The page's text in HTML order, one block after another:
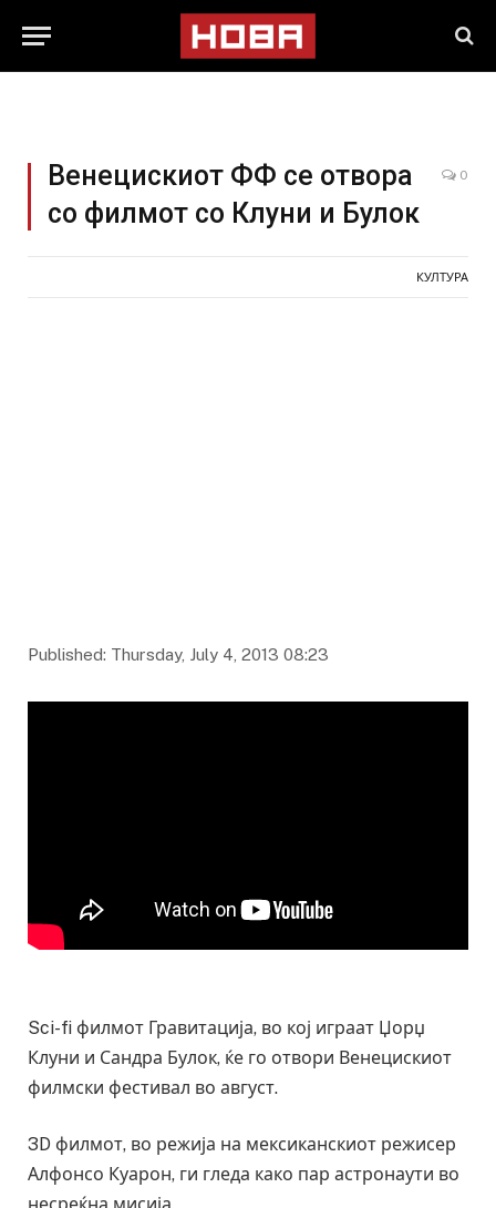
Венецискиот ФФ се отвора
со филмот со Клуни и Булок
0
КУЛТУРА
Published: Thursday, July 4, 2013 08:23
Sci-fi филмот Гравитација, во кој играат Џорџ
Клуни и Сандра Булок, ќе го отвори Венецискиот
филмски фестивал во август.
3D филмот, во режија на мексиканскиот режисер
Алфонсо Куарон, ги гледа како пар астронаути во